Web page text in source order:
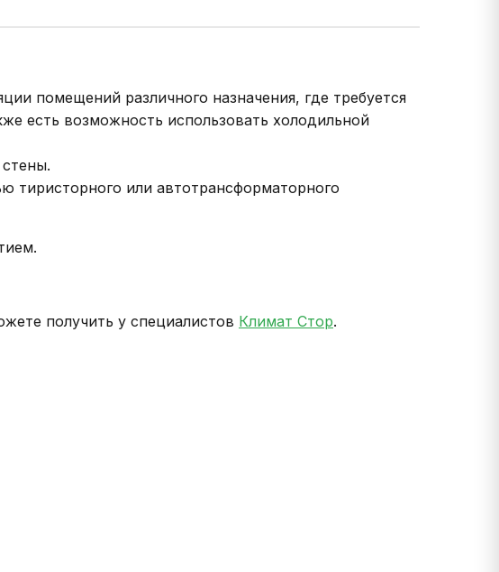
помещений различного назначения, где требуется
есть возможность использовать холодильной
тиристорного или автотрансформаторного
получить у специалистов Климат Стор.